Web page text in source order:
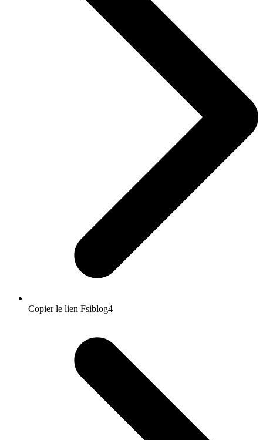
Copier le lien Fsiblog4